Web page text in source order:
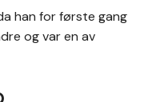
han for første gang
og var en av